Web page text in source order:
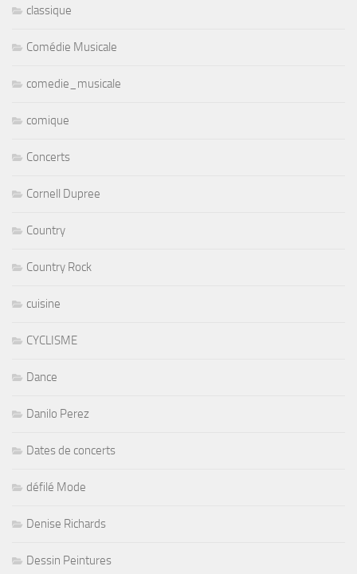
classique
Comédie Musicale
comedie_musicale
comique
Concerts
Cornell Dupree
Country
Country Rock
cuisine
CYCLISME
Dance
Danilo Perez
Dates de concerts
défilé Mode
Denise Richards
Dessin Peintures